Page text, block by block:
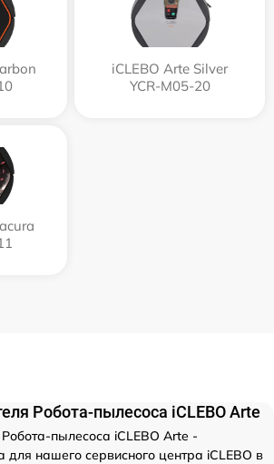
iCLEBO Arte Silver
YCR-M05-20
Робота-пылесоса iCLEBO Arte
пылесоса iCLEBO Arte -
для нашего сервисного центра iCLEBO в